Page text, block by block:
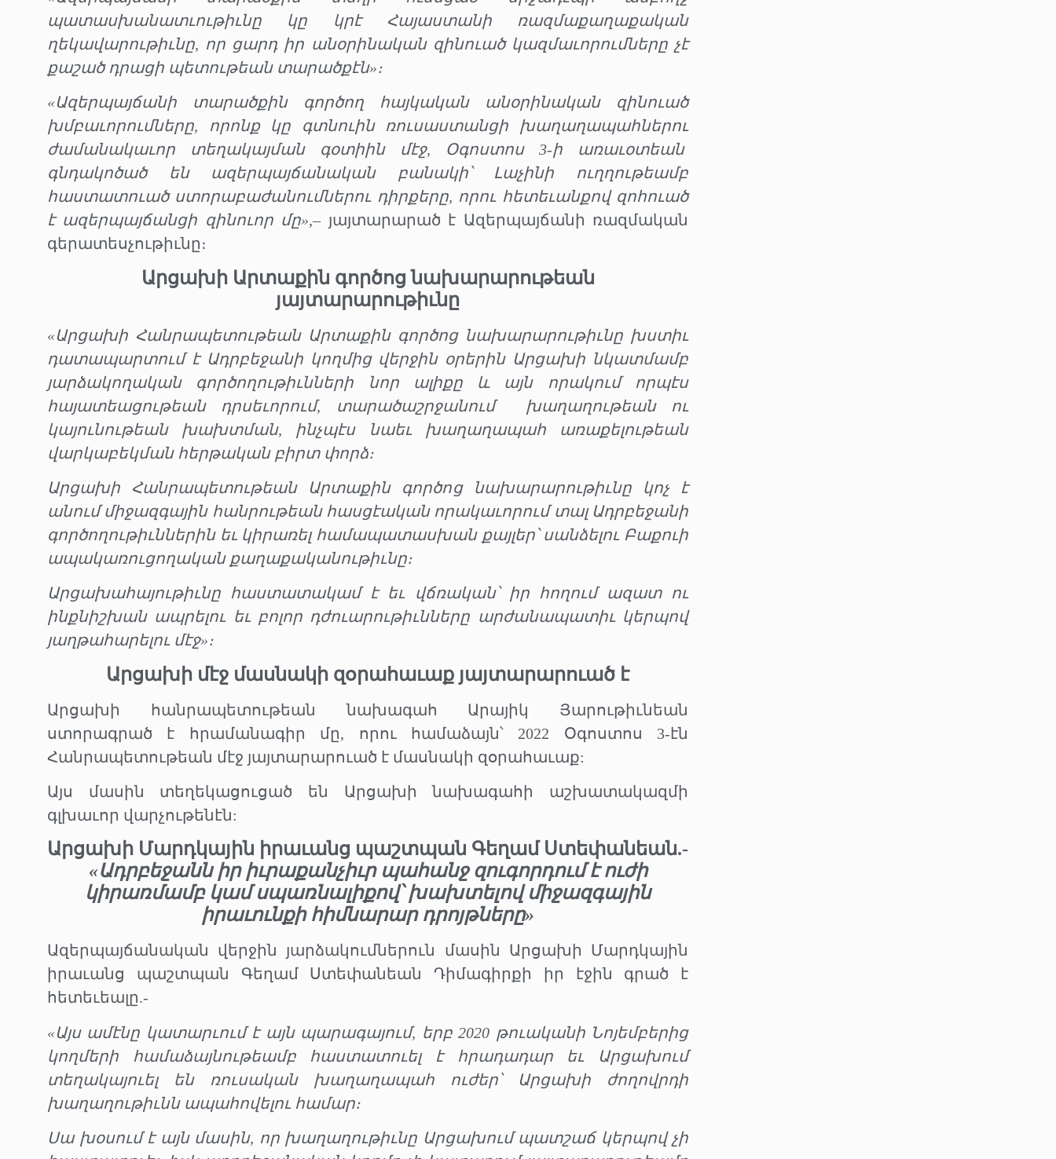
պատասխանատւութիւնը կը կրէ Հայաստանի ռազմաքաղաքական
ղեկավարութիւնը, որ ցարդ իր անօրինական զինուած կազմաւորումները չէ
քաշած դրացի պետութեան տարածքէն»։
«Ազերպայճանի տարածքին գործող հայկական անօրինական զինուած
խմբաւորումները, որոնք կը գտնուին ռուսաստանցի խաղաղապահներու
ժամանակաւոր տեղակայման գօտիին մէջ, Օգոստոս 3-ի առաւօտեան
գնդակոծած են ազերպայճանական բանակի՝ Լաչինի ուղղութեամբ
հաստատուած ստորաբաժանումներու դիրքերը, որու հետեւանքով զոհուած
է ազերպայճանցի զինուոր մը»,– յայտարարած է Ազերպայճանի ռազմական
գերատեսչութիւնը։
Արցախի Արտաքին գործոց նախարարութեան
յայտարարութիւնը
«Արցախի Հանրապետութեան Արտաքին գործոց նախարարութիւնը խստիւ
դատապարտում է Ադրբեջանի կողմից վերջին օրերին Արցախի նկատմամբ
յարձակողական գործողութիւնների նոր ալիքը և այն որակում որպէս
հայատեացութեան դրսեւորում, տարածաշրջանում
խաղաղութեան ու
կայունութեան խախտման, ինչպէս նաեւ խաղաղապահ առաքելութեան
վարկաբեկման հերթական բիրտ փորձ։
Արցախի Հանրապետութեան Արտաքին գործոց նախարարութիւնը կոչ է
անում միջազգային հանրութեան հասցէական որակաւորում տալ Ադրբեջանի
գործողութիւններին եւ կիրառել համապատասխան քայլեր՝ սանձելու Բաքուի
ապակառուցողական քաղաքականութիւնը։
Արցախահայութիւնը հաստատակամ է եւ վճռական՝ իր հողում ազատ ու
ինքնիշխան ապրելու եւ բոլոր դժուարութիւնները արժանապատիւ կերպով
յաղթահարելու մէջ»։
Արցախի մէջ մասնակի զօրահաւաք յայտարարուած է
Արցախի հանրապետութեան նախագահ Արայիկ Յարութիւնեան
ստորագրած է հրամանագիր մը, որու համաձայն՝ 2022 Օգոստոս 3-էն
Հանրապետութեան մէջ յայտարարուած է մասնակի զօրահաւաք:
Այս մասին տեղեկացուցած են Արցախի նախագահի աշխատակազմի
գլխաւոր վարչութենէն:
Արցախի Մարդկային իրաւանց պաշտպան Գեղամ Ստեփանեան.-
«Ադրբեջանն իր իւրաքանչիւր պահանջ զուգորդում է ուժի
կիրառմամբ կամ սպառնալիքով՝ խախտելով միջազգային
իրաւունքի հիմնարար դրոյթները»
Ազերպայճանական վերջին յարձակումներուն մասին Արցախի Մարդկային
իրաւանց պաշտպան Գեղամ Ստեփանեան Դիմագիրքի իր էջին գրած է
հետեւեալը.-
«Այս ամէնը կատարւում է այն պարագայում, երբ 2020 թուականի Նոյեմբերից
կողմերի համաձայնութեամբ հաստատուել է հրադադար եւ Արցախում
տեղակայուել են ռուսական խաղաղապահ ուժեր՝ Արցախի ժողովրդի
խաղաղութիւնն ապահովելու համար։
Սա խօսում է այն մասին, որ խաղաղութիւնը Արցախում պատշաճ կերպով չի